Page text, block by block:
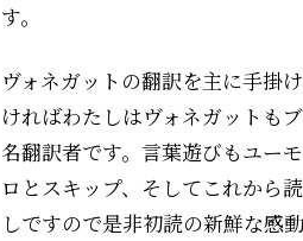
す。
ヴォネガットの翻訳を主に手掛
ければわたしはヴォネガットも
名翻訳者です。言葉遊びもユー
ロとスキップ、そしてこれから
しですので是非初読の新鮮な感